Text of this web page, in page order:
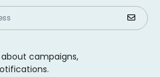
campaigns,